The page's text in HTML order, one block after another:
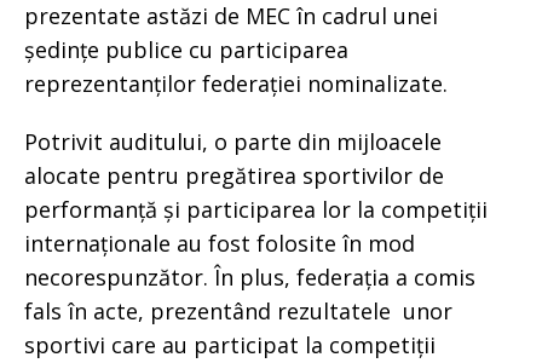
prezentate astăzi de MEC în cadrul unei
ședințe publice cu participarea
reprezentanților federației nominalizate.
Potrivit auditului, o parte din mijloacele
alocate pentru pregătirea sportivilor de
performanță și participarea lor la competiții
internaționale au fost folosite în mod
necorespunzător. În plus, federația a comis
fals în acte, prezentând rezultatele unor
sportivi care au participat la competiții